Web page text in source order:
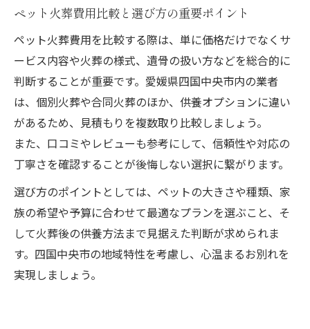
ペット火葬費用比較と選び方の重要ポイント
ペット火葬費用を比較する際は、単に価格だけでなくサ
ービス内容や火葬の様式、遺骨の扱い方などを総合的に
判断することが重要です。愛媛県四国中央市内の業者
は、個別火葬や合同火葬のほか、供養オプションに違い
があるため、見積もりを複数取り比較しましょう。
また、口コミやレビューも参考にして、信頼性や対応の
丁寧さを確認することが後悔しない選択に繋がります。
選び方のポイントとしては、ペットの大きさや種類、家
族の希望や予算に合わせて最適なプランを選ぶこと、そ
して火葬後の供養方法まで見据えた判断が求められま
す。四国中央市の地域特性を考慮し、心温まるお別れを
実現しましょう。